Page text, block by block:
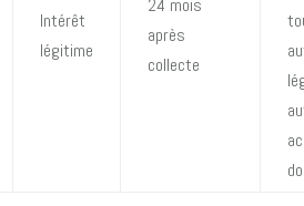
Intérêt
légitime
24 mois
après
collecte